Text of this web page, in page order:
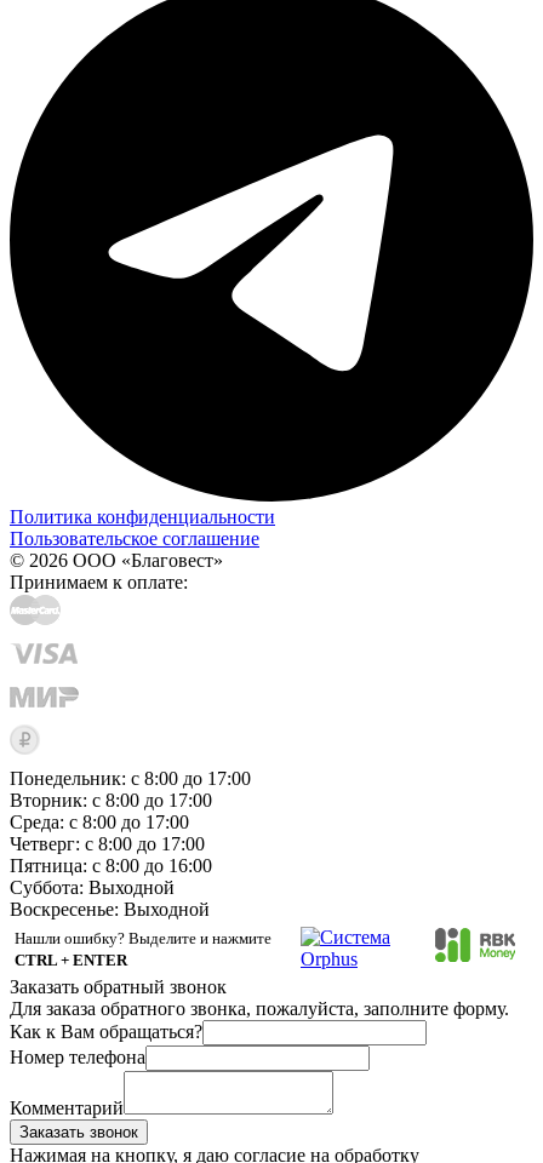
Политика конфиденциальности
Пользовательское соглашение
© 2026 ООО «Благовест»
Принимаем к оплате:
Понедельник: с 8:00 до 17:00
Вторник: с 8:00 до 17:00
Среда: с 8:00 до 17:00
Четверг: с 8:00 до 17:00
Пятница: с 8:00 до 16:00
Суббота: Выходной
Воскресенье: Выходной
Нашли ошибку? Выделите и нажмите
CTRL + ENTER
Заказать обратный звонок
Для заказа обратного звонка, пожалуйста, заполните форму.
Как к Вам обращаться?
Номер телефона
Комментарий
Заказать звонок
Нажимая на кнопку, я даю согласие на обработку